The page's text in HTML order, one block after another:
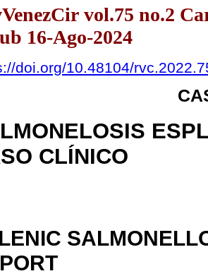
vol.75 no.2
16-Ago-2024
doi.org/10.48104/
CLÍNICO